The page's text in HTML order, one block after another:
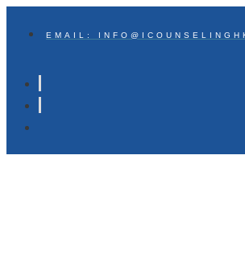
EMAIL: